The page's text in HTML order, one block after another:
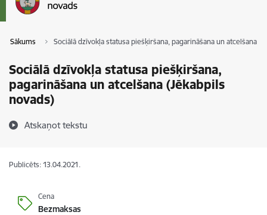
Sākums Sociālā dzīvokļa statusa piešķiršana, pagarināšana un atcelšana
Sociālā dzīvokļa statusa piešķiršana,
pagarināšana un atcelšana (Jēkabpils
novads)
Atskaņot tekstu
Publicēts: 13.04.2021.
Cena
Bezmaksas